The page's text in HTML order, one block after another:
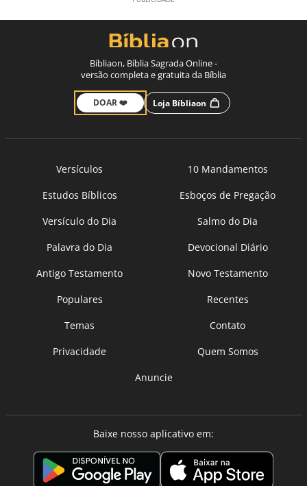
Bíbliaon, Bíblia Sagrada Online -
versão completa e gratuita da Bíblia
DOAR ❤️ Loja Bíbliaon
Versículos
10 Mandamentos
Estudos Bíblicos
Esboços de Pregação
Versículo do Dia
Salmo do Dia
Palavra do Dia
Devocional Diário
Antigo Testamento
Novo Testamento
Populares
Recentes
Temas
Contato
Privacidade
Quem Somos
Anuncie
Baixe nosso aplicativo em: